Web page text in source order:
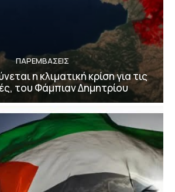
ΠΑΡΕΜΒΑΣΕΙΣ
η κλιματική κρίση για τις
του Φάμπιαν Δημητρίου